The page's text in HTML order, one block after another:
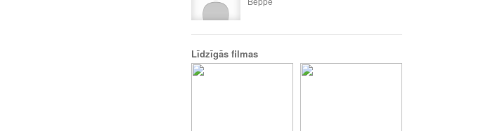
Līdzīgās filmas